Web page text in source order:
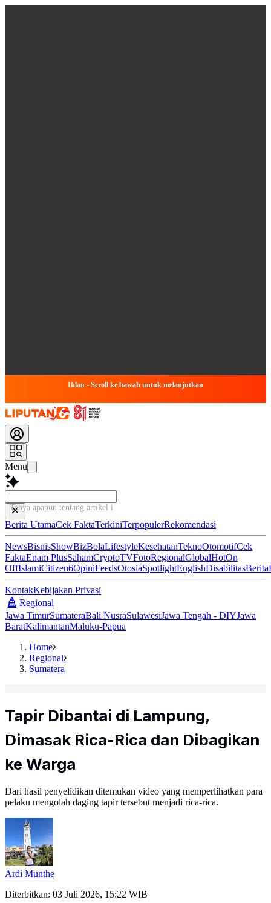
Iklan - Scroll ke bawah untuk melanjutkan
Menu
Tanya apapun tentang artikel ini...
Berita UtamaCek FaktaTerkiniTerpopulerRekomendasi
NewsBisnisShowBizBolaLifestyleKesehatanTeknoOtomotifCek
FaktaEnam PlusSahamCryptoTVFotoRegionalGlobalHotOn
OffIslamiCitizen6OpiniFeedsOtosiaSpotlightEnglishDisabilitasBerita
KontakKebijakan Privasi
Regional
Jawa TimurSumateraBali NusraSulawesiJawa Tengah - DIYJawa
BaratKalimantanMaluku-Papua
Home
Regional
Sumatera
Tapir Dibantai di Lampung,
Dimasak Rica-Rica dan Dibagikan
ke Warga
Dari hasil penyelidikan ditemukan video yang memperlihatkan para
pelaku mengolah daging tapir tersebut menjadi rica-rica.
Ardi Munthe
Diterbitkan: 03 Juli 2026, 15:22 WIB